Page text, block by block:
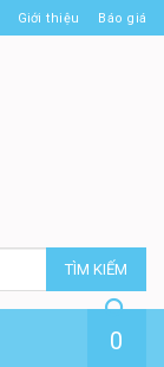
Giới thiệu Báo giá
TÌM KIẾM
0